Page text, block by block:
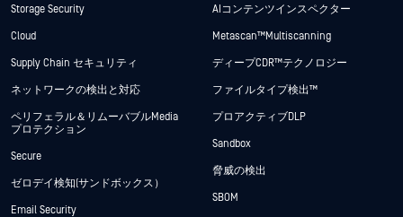
Storage Security
Cloud
Supply Chain セキュリティ
ネットワークの検出と対応
ペリフェラル＆リムーバブルMedia
プロテクション
Secure
ゼロデイ検知(サンドボックス）
Email Security
AIコンテンツインスペクター
Metascan™ Multiscanning
ディープCDR™テクノロジー
ファイルタイプ検出™
プロアクティブDLP
Sandbox
脅威の検出
SBOM